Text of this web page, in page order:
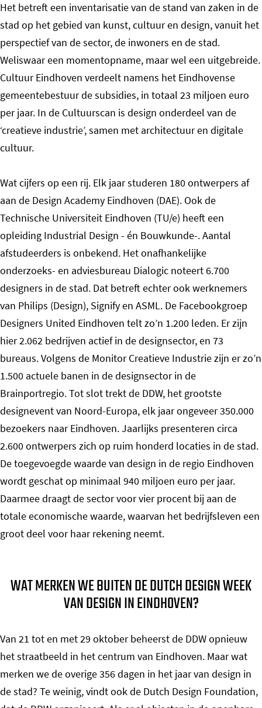
Het betreft een inventarisatie van de stand van zaken in de
stad op het gebied van kunst, cultuur en design, vanuit het
perspectief van de sector, de inwoners en de stad.
Weliswaar een momentopname, maar wel een uitgebreide.
Cultuur Eindhoven verdeelt namens het Eindhovense
gemeentebestuur de subsidies, in totaal 23 miljoen euro
per jaar. In de Cultuurscan is design onderdeel van de
‘creatieve industrie’, samen met architectuur en digitale
cultuur.
Wat cijfers op een rij. Elk jaar studeren 180 ontwerpers af
aan de Design Academy Eindhoven (DAE). Ook de
Technische Universiteit Eindhoven (TU/e) heeft een
opleiding Industrial Design - én Bouwkunde-. Aantal
afstudeerders is onbekend. Het onafhankelijke
onderzoeks- en adviesbureau Dialogic noteert 6.700
designers in de stad. Dat betreft echter ook werknemers
van Philips (Design), Signify en ASML. De Facebookgroep
Designers United Eindhoven telt zo’n 1.200 leden. Er zijn
hier 2.062 bedrijven actief in de designsector, en 73
bureaus. Volgens de Monitor Creatieve Industrie zijn er zo’n
1.500 actuele banen in de designsector in de
Brainportregio. Tot slot trekt de DDW, het grootste
designevent van Noord-Europa, elk jaar ongeveer 350.000
bezoekers naar Eindhoven. Jaarlijks presenteren circa
2.600 ontwerpers zich op ruim honderd locaties in de stad.
De toegevoegde waarde van design in de regio Eindhoven
wordt geschat op minimaal 940 miljoen euro per jaar.
Daarmee draagt de sector voor vier procent bij aan de
totale economische waarde, waarvan het bedrijfsleven een
groot deel voor haar rekening neemt.
WAT MERKEN WE BUITEN DE DUTCH DESIGN WEEK
VAN DESIGN IN EINDHOVEN?
Van 21 tot en met 29 oktober beheerst de DDW opnieuw
het straatbeeld in het centrum van Eindhoven. Maar wat
merken we de overige 356 dagen in het jaar van design in
de stad? Te weinig, vindt ook de Dutch Design Foundation,